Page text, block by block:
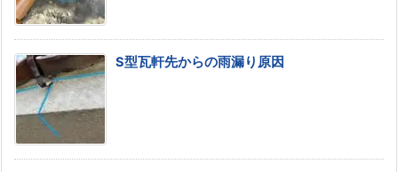
S型瓦軒先からの雨漏り原因